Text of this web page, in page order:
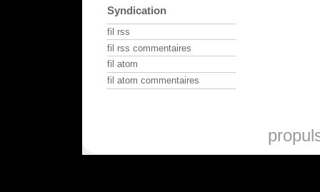
Syndication
fil rss
fil rss commentaires
fil atom
fil atom commentaires